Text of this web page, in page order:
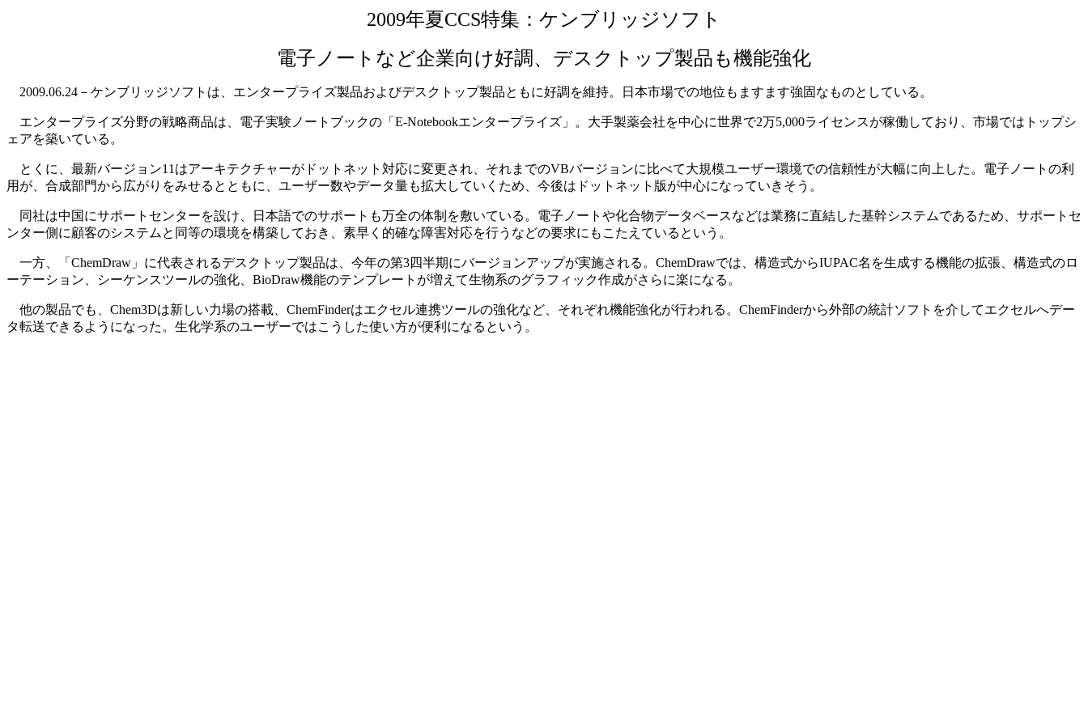
2009年夏CCS特集：ケンブリッジソフト
電子ノートなど企業向け好調、デスクトップ製品も機能強化
2009.06.24－ケンブリッジソフトは、エンタープライズ製品およびデスクトップ製品ともに好調を維持。日本市場での地位もますます強固なものとしている。
エンタープライズ分野の戦略商品は、電子実験ノートブックの「E-Notebookエンタープライズ」。大手製薬会社を中心に世界で2万5,000ライセンスが稼働しており、市場ではトップシ
ェアを築いている。
とくに、最新バージョン11はアーキテクチャーがドットネット対応に変更され、それまでのVBバージョンに比べて大規模ユーザー環境での信頼性が大幅に向上した。電子ノートの利
用が、合成部門から広がりをみせるとともに、ユーザー数やデータ量も拡大していくため、今後はドットネット版が中心になっていきそう。
同社は中国にサポートセンターを設け、日本語でのサポートも万全の体制を敷いている。電子ノートや化合物データベースなどは業務に直結した基幹システムであるため、サポートセ
ンター側に顧客のシステムと同等の環境を構築しておき、素早く的確な障害対応を行うなどの要求にもこたえているという。
一方、「ChemDraw」に代表されるデスクトップ製品は、今年の第3四半期にバージョンアップが実施される。ChemDrawでは、構造式からIUPAC名を生成する機能の拡張、構造式のロ
ーテーション、シーケンスツールの強化、BioDraw機能のテンプレートが増えて生物系のグラフィック作成がさらに楽になる。
他の製品でも、Chem3Dは新しい力場の搭載、ChemFinderはエクセル連携ツールの強化など、それぞれ機能強化が行われる。ChemFinderから外部の統計ソフトを介してエクセルへデー
タ転送できるようになった。生化学系のユーザーではこうした使い方が便利になるという。